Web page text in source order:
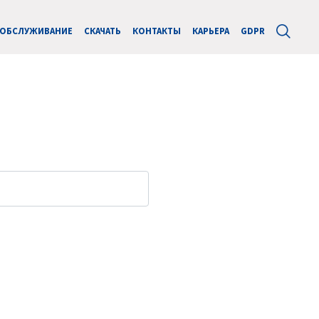
ОБСЛУЖИВАНИЕ СКАЧАТЬ КОНТАКТЫ КАРЬЕРА GDPR